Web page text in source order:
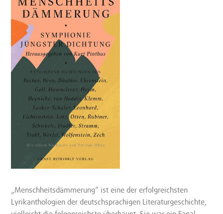
„Menschheitsdämmerung“ ist eine der erfolgreichsten
Lyrikanthologien der deutschsprachigen Literaturgeschichte,